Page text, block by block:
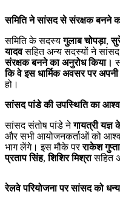
समिति ने सांसद से संरक्षक बनने
समिति के सदस्यगुलाब चोपड़ा,
यादवसहित अन्य सदस्यों ने
संरक्षक बनने का अनुरोध किया।
कि वे इस धार्मिक अवसर पर
हो।
सांसद पांडे की उपस्थिति का
सांसद संतोष पांडे नेगायत्री
और सभी आयोजनकर्ताओं को
भाग लेंगे। इस मौके परराकेश गुप्ता
प्रताप सिंह,शिशिर मिश्रासहित
रेलवे परियोजना पर सांसद को